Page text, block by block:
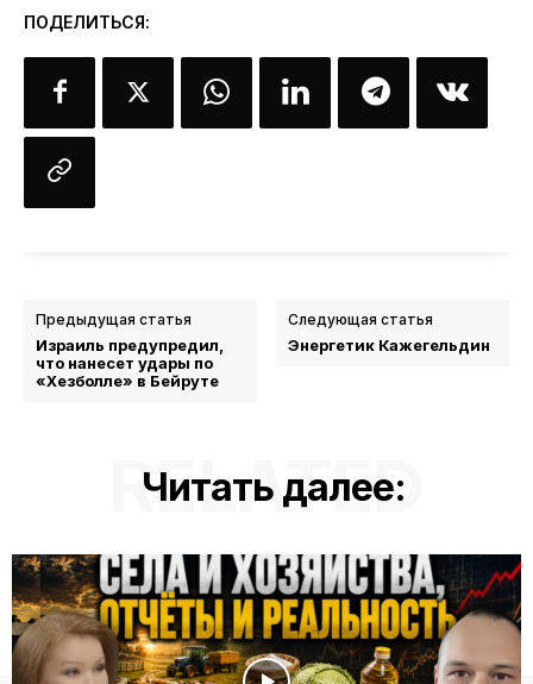
ПОДЕЛИТЬСЯ:
Предыдущая статья
Израиль предупредил,
что нанесет удары по
«Хезболле» в Бейруте
Следующая статья
Энергетик Кажегельдин
Читать далее:
RELATED